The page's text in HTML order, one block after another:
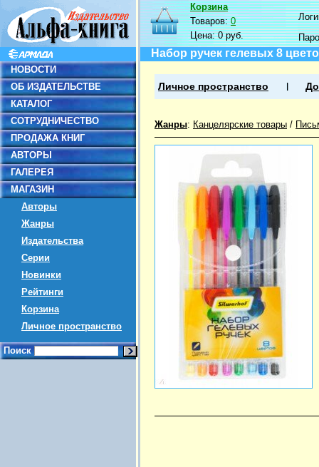
НОВОСТИ
ОБ ИЗДАТЕЛЬСТВЕ
КАТАЛОГ
СОТРУДНИЧЕСТВО
ПРОДАЖА КНИГ
АВТОРЫ
ГАЛЕРЕЯ
МАГАЗИН
Авторы
Жанры
Издательства
Серии
Новинки
Рейтинги
Корзина
Личное пространство
Поиск
Корзина
Товаров:0
Цена:0 руб.
Набор ручек гелевых 8
Личное пространство
Жанры: Канцелярские товары /